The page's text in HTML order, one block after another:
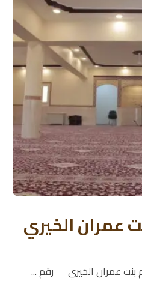
عمران الخيري
بنت عمران الخيري رقم ...